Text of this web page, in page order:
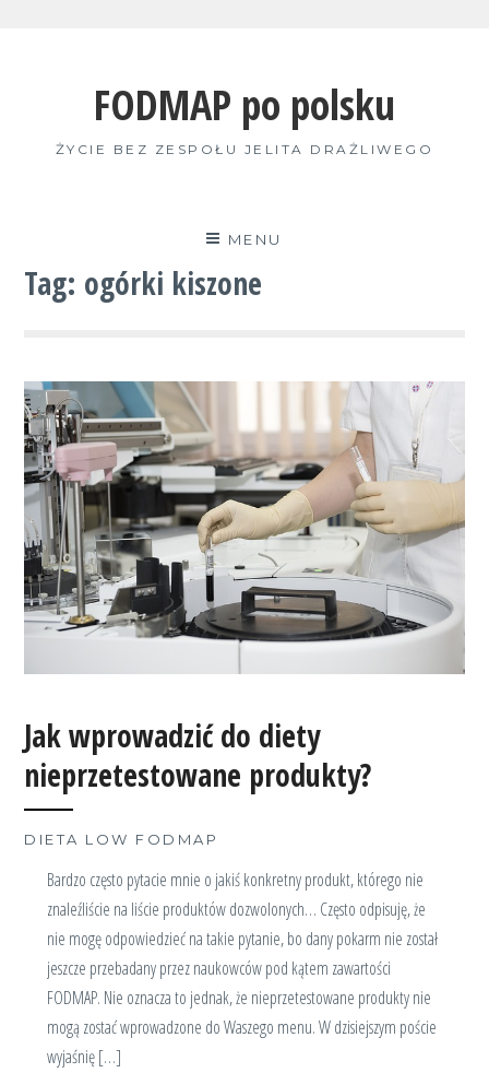
FODMAP po polsku
ŻYCIE BEZ ZESPOŁU JELITA DRAŻLIWEGO
MENU
Tag: ogórki kiszone
Jak wprowadzić do diety
nieprzetestowane produkty?
DIETA LOW FODMAP
Bardzo często pytacie mnie o jakiś konkretny produkt, którego nie
znaleźliście na liście produktów dozwolonych… Często odpisuję, że
nie mogę odpowiedzieć na takie pytanie, bo dany pokarm nie został
jeszcze przebadany przez naukowców pod kątem zawartości
FODMAP. Nie oznacza to jednak, że nieprzetestowane produkty nie
mogą zostać wprowadzone do Waszego menu. W dzisiejszym poście
wyjaśnię […]